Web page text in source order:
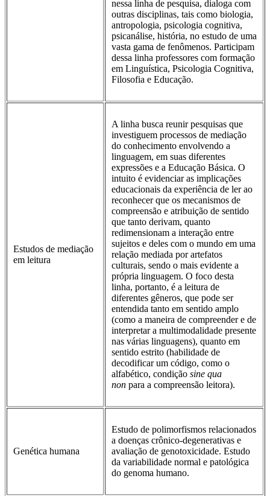
nessa linha de pesquisa, dialoga com
outras disciplinas, tais como biologia,
antropologia, psicologia cognitiva,
psicanálise, história, no estudo de uma
vasta gama de fenômenos. Participam
dessa linha professores com formação
em Linguística, Psicologia Cognitiva,
Filosofia e Educação.
Estudos de mediação
em leitura
A linha busca reunir pesquisas que
investiguem processos de mediação
do conhecimento envolvendo a
linguagem, em suas diferentes
expressões e a Educação Básica. O
intuito é evidenciar as implicações
educacionais da experiência de ler ao
reconhecer que os mecanismos de
compreensão e atribuição de sentido
que tanto derivam, quanto
redimensionam a interação entre
sujeitos e deles com o mundo em uma
relação mediada por artefatos
culturais, sendo o mais evidente a
própria linguagem. O foco desta
linha, portanto, é a leitura de
diferentes gêneros, que pode ser
entendida tanto em sentido amplo
(como a maneira de compreender e de
interpretar a multimodalidade presente
nas várias linguagens), quanto em
sentido estrito (habilidade de
decodificar um código, como o
alfabético, condição sine qua
non para a compreensão leitora).
Genética humana
Estudo de polimorfismos relacionados
a doenças crônico-degenerativas e
avaliação de genotoxicidade. Estudo
da variabilidade normal e patológica
do genoma humano.